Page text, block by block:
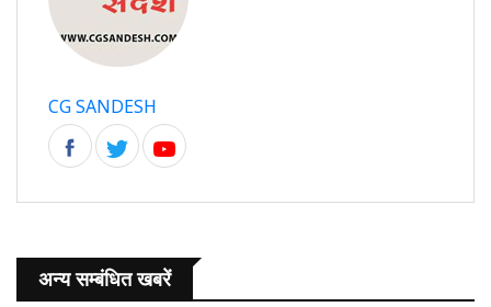
CG SANDESH
अन्य सम्बंधित खबरें